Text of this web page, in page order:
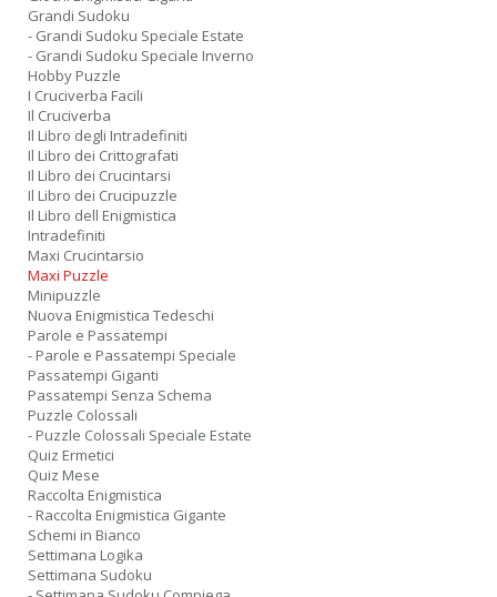
Grandi Sudoku
- Grandi Sudoku Speciale Estate
- Grandi Sudoku Speciale Inverno
Hobby Puzzle
I Cruciverba Facili
Il Cruciverba
Il Libro degli Intradefiniti
Il Libro dei Crittografati
Il Libro dei Crucintarsi
Il Libro dei Crucipuzzle
Il Libro dell Enigmistica
Intradefiniti
Maxi Crucintarsio
Maxi Puzzle
Minipuzzle
Nuova Enigmistica Tedeschi
Parole e Passatempi
- Parole e Passatempi Speciale
Passatempi Giganti
Passatempi Senza Schema
Puzzle Colossali
- Puzzle Colossali Speciale Estate
Quiz Ermetici
Quiz Mese
Raccolta Enigmistica
- Raccolta Enigmistica Gigante
Schemi in Bianco
Settimana Logika
Settimana Sudoku